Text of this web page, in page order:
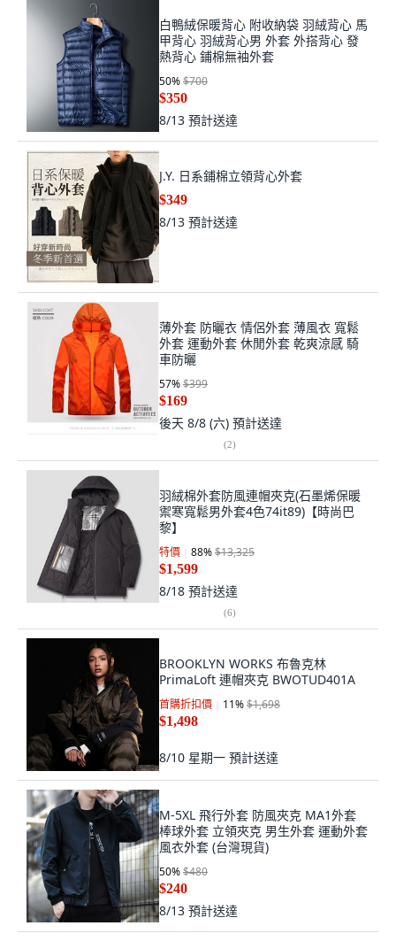
白鴨絨保暖背心 附收納袋 羽絨背心 馬
甲背心 羽絨背心男 外套 外搭背心 發
熱背心 鋪棉無袖外套
50%$700
$350
8/13 預計送達
J.Y. 日系鋪棉立領背心外套
$349
8/13 預計送達
薄外套 防曬衣 情侶外套 薄風衣 寬鬆
外套 運動外套 休閒外套 乾爽涼感 騎
車防曬
57%$399
$169
後天 8/8 (六) 預計送達
(2)
羽絨棉外套防風連帽夾克(石墨烯保暖
禦寒寬鬆男外套4色74it89)【時尚巴
黎】
特價 88%$13,325
$1,599
8/18 預計送達
(6)
BROOKLYN WORKS 布魯克林
PrimaLoft 連帽夾克 BWOTUD401A
首購折扣價 11%$1,698
$1,498
8/10 星期一 預計送達
M-5XL 飛行外套 防風夾克 MA1外套
棒球外套 立領夾克 男生外套 運動外套
風衣外套 (台灣現貨)
50%$480
$240
8/13 預計送達